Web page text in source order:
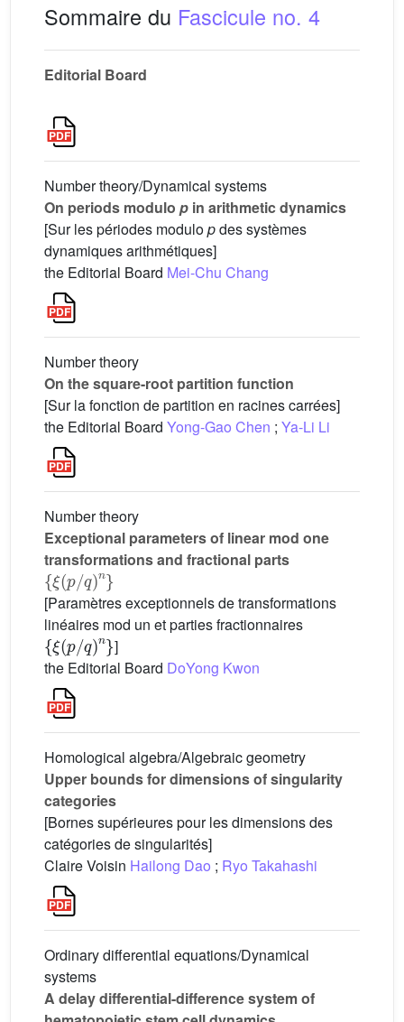
Sommaire du Fascicule no. 4
Editorial Board
Number theory/Dynamical systems
On periods modulo p in arithmetic dynamics
[Sur les périodes modulopdes systèmes
dynamiques arithmétiques]
the Editorial Board Mei-Chu Chang
Number theory
On the square-root partition function
[Sur la fonction de partition en racines carrées]
the Editorial Board Yong-Gao Chen ; Ya-Li Li
Number theory
Exceptional parameters of linear mod one
transformations and fractional parts
{ξ(p/q)n}
[Paramètres exceptionnels de transformations
linéaires mod un et parties fractionnaires
{ξ(p/q)n}
]
the Editorial Board DoYong Kwon
Homological algebra/Algebraic geometry
Upper bounds for dimensions of singularity
categories
[Bornes supérieures pour les dimensions des
catégories de singularités]
Claire Voisin Hailong Dao ; Ryo Takahashi
Ordinary differential equations/Dynamical
systems
A delay differential-difference system of